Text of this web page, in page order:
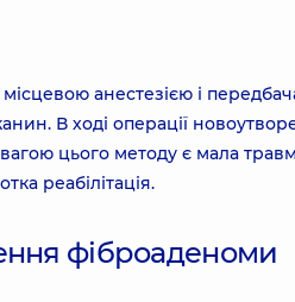
анестезією і
В ході операції
цього методу є мала
реабілітація.
фіброаденоми